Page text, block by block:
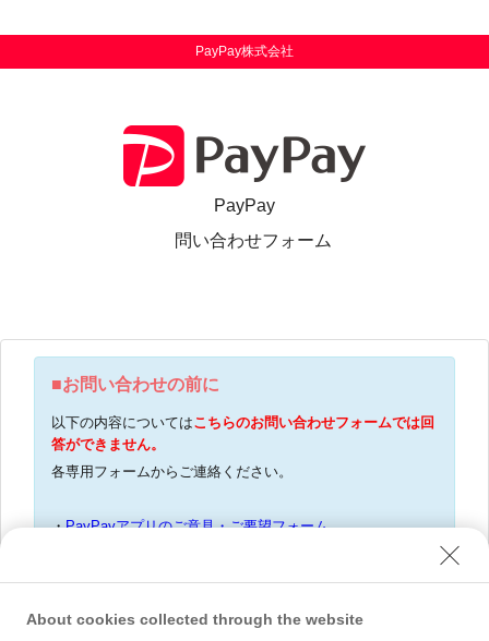
PayPay株式会社
PayPay
問い合わせフォーム
■お問い合わせの前に
以下の内容についてはこちらのお問い合わせフォームでは回
答ができません。
各専用フォームからご連絡ください。
・PayPayアプリのご意見・ご要望フォーム
・詐欺等の疑いがある送る・受け取るを利用した取引の報告
About cookies collected through the website